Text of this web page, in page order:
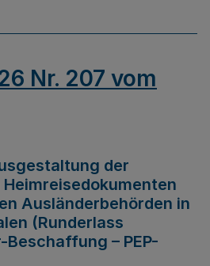
Nr. 207 vom
der
Ausländerbehörden in
(Runderlass
– PEP-